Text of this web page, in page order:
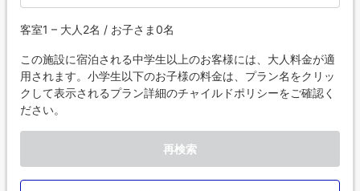
客室1 – 大人2名 / お子さま0名
この施設に宿泊される中学生以上のお客様には、大人料金が適
用されます。小学生以下のお子様の料金は、プラン名をクリッ
クして表示されるプラン詳細のチャイルドポリシーをご確認く
ださい。
再検索